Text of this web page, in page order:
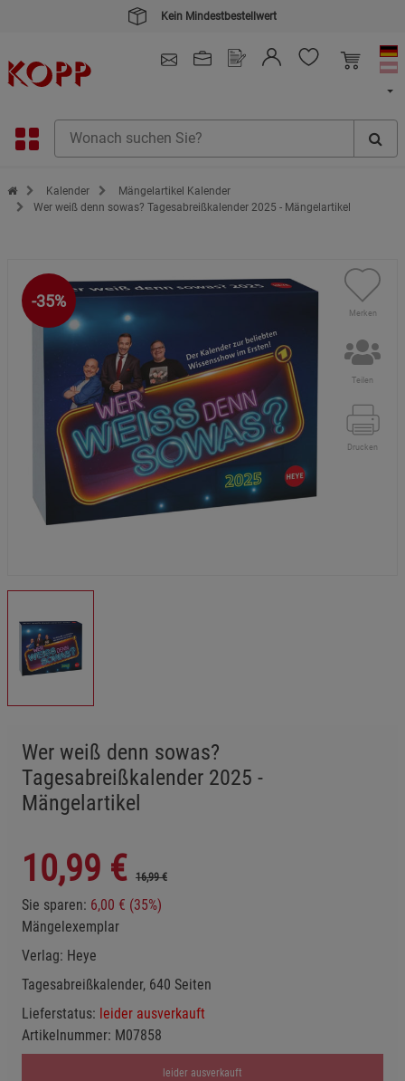
Kein Mindestbestellwert
Zur Startseite des Kopp Verlag Online-Shop
Kalender
Mängelartikel Kalender
Wer weiß denn sowas? Tagesabreißkalender 2025 - Mängelartikel
-35%
Merken
Teilen
Drucken
Wer weiß denn sowas?
Tagesabreißkalender 2025 -
Mängelartikel
10,99 € 16,99 €
Sie sparen: 6,00 € (35%)
Mängelexemplar
Verlag: Heye
Tagesabreißkalender, 640 Seiten
Lieferstatus: leider ausverkauft
Artikelnummer: M07858
leider ausverkauft